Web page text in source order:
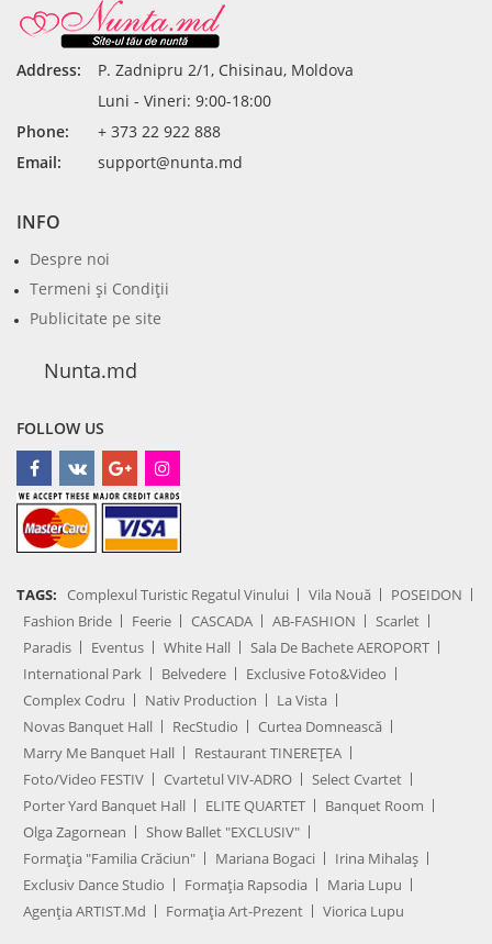
Address:
P. Zadnipru 2/1, Chisinau, Moldova
Luni - Vineri: 9:00-18:00
Phone:
+ 373 22 922 888
Email:
support@nunta.md
INFO
Despre noi
Termeni şi Condiţii
Publicitate pe site
Nunta.md
FOLLOW US
TAGS: Complexul Turistic Regatul Vinului Vila Nouă
POSEIDON
Fashion Bride
Feerie CASCADA AB-FASHION
Scarlet
Paradis
Eventus White Hall
Sala De Bachete AEROPORT
International Park
Belvedere
Exclusive Foto&Video
Complex Codru
Nativ Production
La Vista
Novas Banquet Hall
RecStudio
Curtea Domnească
Marry Me Banquet Hall
Restaurant TINEREȚEA
Foto/Video FESTIV
Cvartetul VIV-ADRO
Select Cvartet
Porter Yard Banquet Hall
ELITE QUARTET
Banquet Room
Olga Zagornean
Show Ballet "EXCLUSIV"
Formația "Familia Crăciun"
Mariana Bogaci
Irina Mihalaș
Exclusiv Dance Studio
Formația Rapsodia
Maria Lupu
Agenţia ARTIST.md
Formația Art-Prezent Viorica Lupu